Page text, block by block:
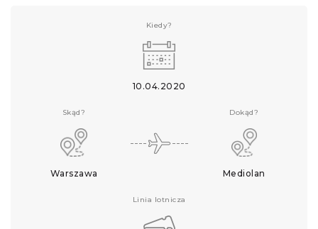
Kiedy?
10.04.2020
Skąd?
Warszawa
Dokąd?
Mediolan
Linia lotnicza